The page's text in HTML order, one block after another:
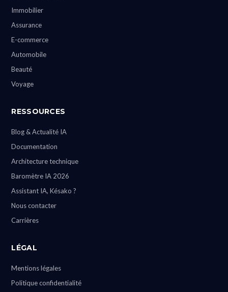
Immobilier
Assurance
E-commerce
Automobile
Beauté
Voyage
RESSOURCES
Blog & Actualité IA
Documentation
Architecture technique
Baromètre IA 2026
Assistant IA, Késako ?
Nous contacter
Carrières
LÉGAL
Mentions légales
Politique confidentialité